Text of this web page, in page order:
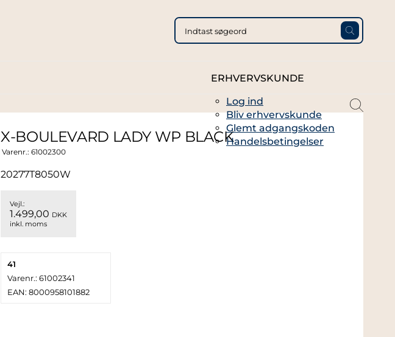
ERHVERVSKUNDE
Log ind
Bliv erhvervskunde
Glemt adgangskoden
Handelsbetingelser
X-BOULEVARD LADY WP BLACK
Varenr.: 61002300
20277T8050W
Vejl.:
1.499,00 DKK
inkl. moms
41
Varenr.: 61002341
EAN: 8000958101882